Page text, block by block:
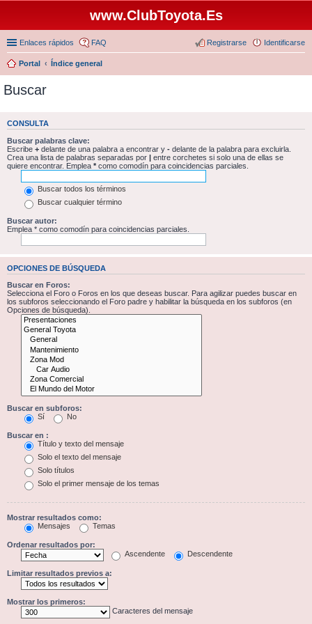
www.ClubToyota.Es
Enlaces rápidos FAQ Identificarse
Registrarse
Portal Índice general
Buscar
CONSULTA
Buscar palabras clave:
Escribe + delante de una palabra a encontrar y - delante de la palabra para excluirla.
Crea una lista de palabras separadas por | entre corchetes si solo una de ellas se
quiere encontrar. Emplea * como comodín para coincidencias parciales.
Buscar todos los términos
Buscar cualquier término
Buscar autor:
Emplea * como comodín para coincidencias parciales.
OPCIONES DE BÚSQUEDA
Buscar en Foros:
Selecciona el Foro o Foros en los que deseas buscar. Para agilizar puedes buscar en
los subforos seleccionando el Foro padre y habilitar la búsqueda en los subforos (en
Opciones de búsqueda).
Buscar en subforos:
Sí
No
Buscar en :
Título y texto del mensaje
Solo el texto del mensaje
Solo títulos
Solo el primer mensaje de los temas
Mostrar resultados como:
Mensajes
Temas
Ordenar resultados por:
Ascendente
Descendente
Limitar resultados previos a:
Mostrar los primeros:
Caracteres del mensaje